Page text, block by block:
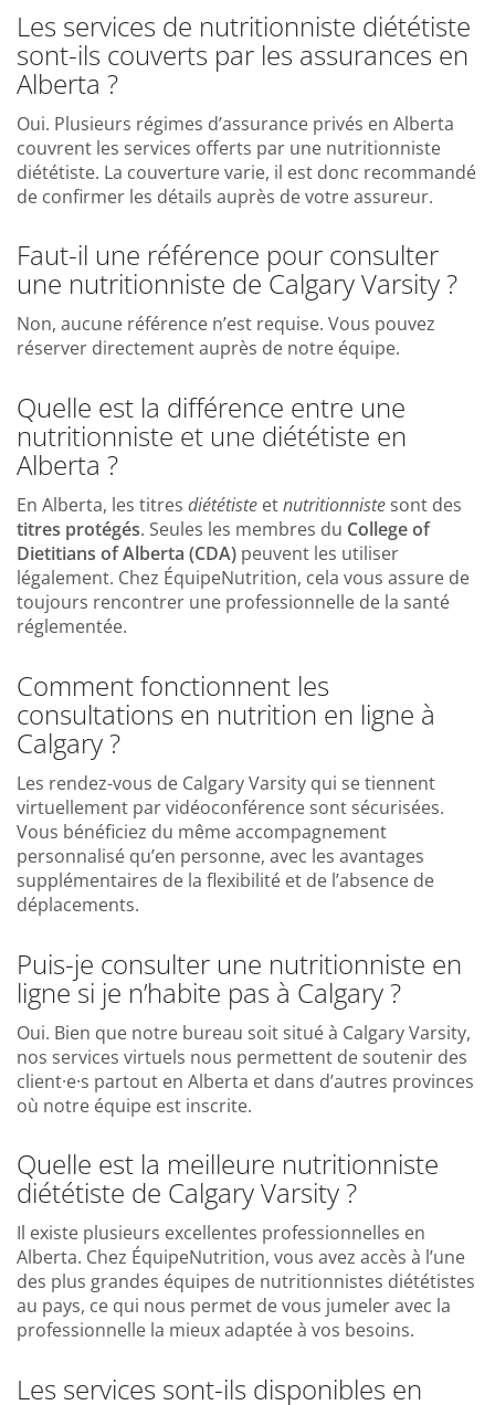
Les services de nutritionniste diététiste
sont-ils couverts par les assurances en
Alberta ?
Oui. Plusieurs régimes d’assurance privés en Alberta
couvrent les services offerts par une nutritionniste
diététiste. La couverture varie, il est donc recommandé
de confirmer les détails auprès de votre assureur.
Faut-il une référence pour consulter
une nutritionniste de Calgary Varsity ?
Non, aucune référence n’est requise. Vous pouvez
réserver directement auprès de notre équipe.
Quelle est la différence entre une
nutritionniste et une diététiste en
Alberta ?
En Alberta, les titres diététiste etnutritionniste sont des
titres protégés. Seules les membres du College of
Dietitians of Alberta (CDA) peuvent les utiliser
légalement. Chez ÉquipeNutrition, cela vous assure de
toujours rencontrer une professionnelle de la santé
réglementée.
Comment fonctionnent les
consultations en nutrition en ligne à
Calgary ?
Les rendez-vous de Calgary Varsity qui se tiennent
virtuellement par vidéoconférence sont sécurisées.
Vous bénéficiez du même accompagnement
personnalisé qu’en personne, avec les avantages
supplémentaires de la flexibilité et de l’absence de
déplacements.
Puis-je consulter une nutritionniste en
ligne si je n’habite pas à Calgary ?
Oui. Bien que notre bureau soit situé à Calgary Varsity,
nos services virtuels nous permettent de soutenir des
client·e·s partout en Alberta et dans d’autres provinces
où notre équipe est inscrite.
Quelle est la meilleure nutritionniste
diététiste de Calgary Varsity ?
Il existe plusieurs excellentes professionnelles en
Alberta. Chez ÉquipeNutrition, vous avez accès à l’une
des plus grandes équipes de nutritionnistes diététistes
au pays, ce qui nous permet de vous jumeler avec la
professionnelle la mieux adaptée à vos besoins.
Les services sont-ils disponibles en